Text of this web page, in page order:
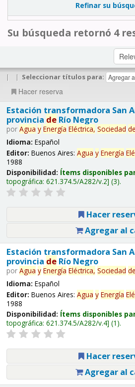
Refinar su
Su búsqueda retornó 4
| | Seleccionar títulos para:
Hacer reserva
Estación transformadora San
provincia deRío Negro
por Agua y Energía Eléctrica, Sociedad de
Idioma: Español
Editor: Buenos Aires: Agua y Energía
1988
Disponibilidad: Ítems disponibles
topográfica: 621.374.5/A282/v.2 (3).
Hacer
Agregar al
Estación transformadora San
provincia deRío Negro
por Agua y Energía Eléctrica, Sociedad de
Idioma: Español
Editor: Buenos Aires: Agua y Energía
1988
Disponibilidad: Ítems disponibles
topográfica: 621.374.5/A282/v.4 (1).
Hacer
Agregar al